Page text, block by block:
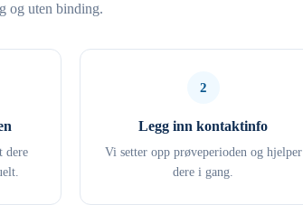
og uten binding.
dere
2
Legg inn kontaktinfo
Vi setter opp prøveperioden og hjelper
dere i gang.